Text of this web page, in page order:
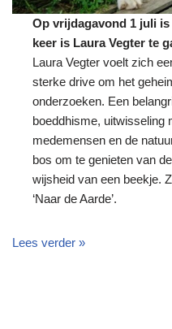
Op vrijdagavond 1 juli
keer is Laura Vegter te
Laura Vegter voelt zich
sterke drive om het
onderzoeken. Een
boeddhisme, uitwisseling
medemensen en de
bos om te genieten van
wijsheid van een beekje.
‘Naar de Aarde’.
Lees verder »